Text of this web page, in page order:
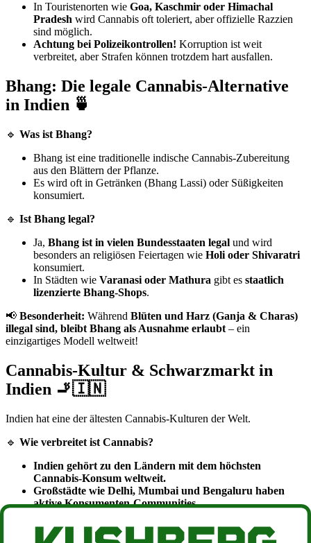
In Touristenorten wie Goa, Kaschmir oder Himachal
Pradesh wird Cannabis oft toleriert, aber offizielle Razzien
sind möglich.
Achtung bei Polizeikontrollen! Korruption ist weit
verbreitet, aber Strafen können trotzdem hart ausfallen.
Bhang: Die legale Cannabis-Alternative
in Indien 🍵
🔹 Was ist Bhang?
Bhang ist eine traditionelle indische Cannabis-Zubereitung
aus den Blättern der Pflanze.
Es wird oft in Getränken (Bhang Lassi) oder Süßigkeiten
konsumiert.
🔹 Ist Bhang legal?
Ja, Bhang ist in vielen Bundesstaaten legal und wird
besonders an religiösen Feiertagen wie Holi oder Shivaratri
konsumiert.
In Städten wie Varanasi oder Mathura gibt es staatlich
lizenzierte Bhang-Shops.
📢 Besonderheit: Während Blüten und Harz (Ganja & Charas)
illegal sind, bleibt Bhang als Ausnahme erlaubt – ein
einzigartiges Modell weltweit!
Cannabis-Kultur & Schwarzmarkt in
Indien 🚬🇮🇳
Indien hat eine der ältesten Cannabis-Kulturen der Welt.
🔹 Wie verbreitet ist Cannabis?
Indien gehört zu den Ländern mit dem höchsten
Cannabis-Konsum weltweit.
Großstädte wie Delhi, Mumbai und Bengaluru haben
aktive Konsumenten-Communities.
Pradesh, Uttarakhand) sind Hotspots für Cannabis-
Kultur.